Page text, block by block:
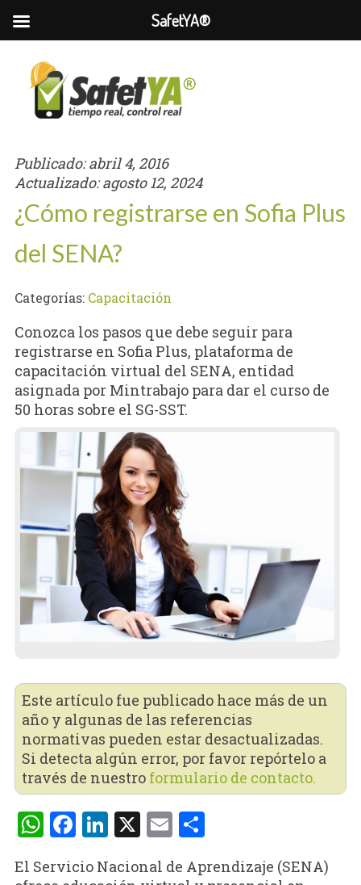
Publicado:abril 4, 2016
Actualizado:agosto 12, 2024
¿Cómo registrarse en Sofia Plus
del SENA?
Categorías: Capacitación
Conozca los pasos que debe seguir para
registrarse en Sofia Plus, plataforma de
capacitación virtual del SENA, entidad
asignada por Mintrabajo para dar el curso de
50 horas sobre el SG-SST.
Este artículo fue publicado hace más de un
año y algunas de las referencias
normativas pueden estar desactualizadas.
Si detecta algún error, por favor repórtelo a
través de nuestro formulario de contacto.
WhatsApp
Facebook
LinkedIn
X EmailCompartir
El Servicio Nacional de Aprendizaje (SENA)
SafetYA®